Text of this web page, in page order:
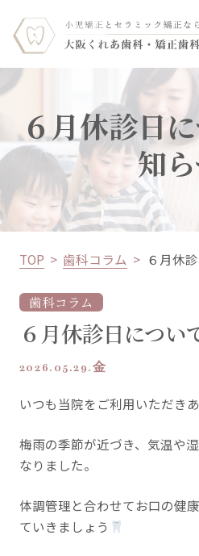
６月休診日
知
TOP 歯科コラム ６月休
歯科コラム
６月休診日につい
2026.05.29.金
いつも当院をご利用いただき
梅雨の季節が近づき、気温や
なりました。
体調管理と合わせてお口の健
ていきましょう